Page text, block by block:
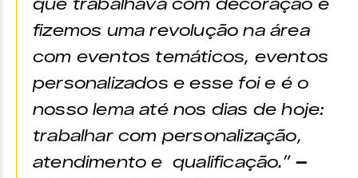
que trabalhava com decoração e
fizemos uma revolução na área
com eventos temáticos, eventos
personalizados e esse foi e é o
nosso lema até nos dias de hoje:
trabalhar com personalização,
atendimento e qualificação.” –